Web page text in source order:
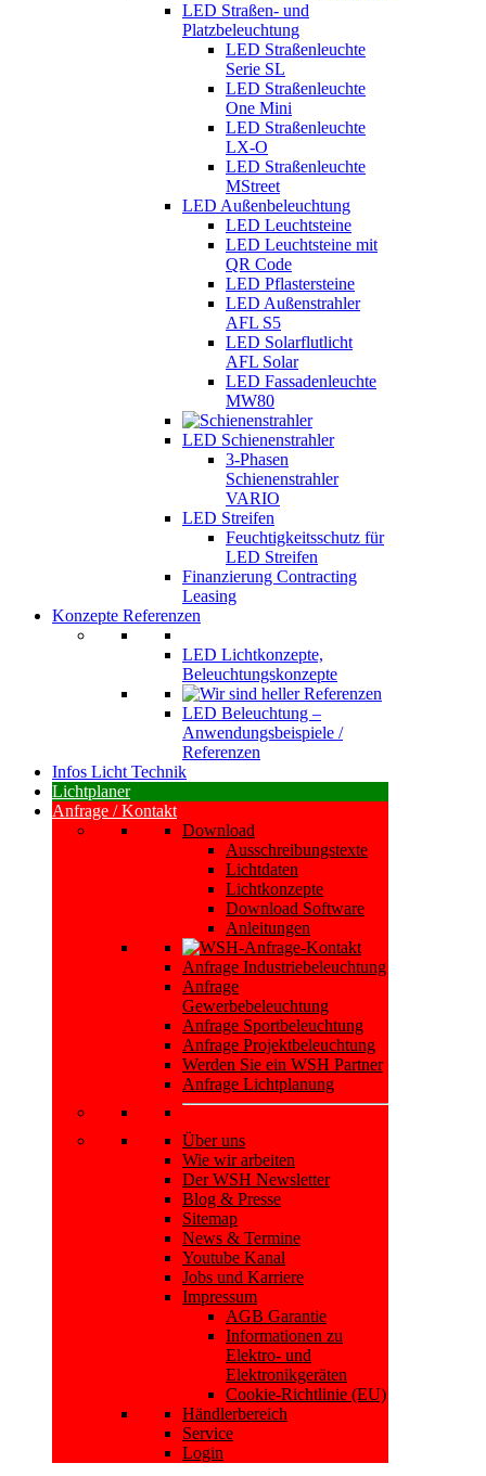
LED Straßen- und
Platzbeleuchtung
LED Straßenleuchte
Serie SL
LED Straßenleuchte
One Mini
LED Straßenleuchte
LX-O
LED Straßenleuchte
MStreet
LED Außenbeleuchtung
LED Leuchtsteine
LED Leuchtsteine mit
QR Code
LED Pflastersteine
LED Außenstrahler
AFL S5
LED Solarflutlicht
AFL Solar
LED Fassadenleuchte
MW80
LED Schienenstrahler
3-Phasen
Schienenstrahler
VARIO
LED Streifen
Feuchtigkeitsschutz für
LED Streifen
Finanzierung Contracting
Leasing
Konzepte Referenzen
LED Lichtkonzepte,
Beleuchtungskonzepte
LED Beleuchtung –
Anwendungsbeispiele /
Referenzen
Infos Licht Technik
Lichtplaner
Anfrage / Kontakt
Download
Ausschreibungstexte
Lichtdaten
Lichtkonzepte
Download Software
Anleitungen
Anfrage Industriebeleuchtung
Anfrage
Gewerbebeleuchtung
Anfrage Sportbeleuchtung
Anfrage Projektbeleuchtung
Werden Sie ein WSH Partner
Anfrage Lichtplanung
Über uns
Wie wir arbeiten
Der WSH Newsletter
Blog & Presse
Sitemap
News & Termine
Youtube Kanal
Jobs und Karriere
Impressum
AGB Garantie
Informationen zu
Elektro- und
Elektronikgeräten
Cookie-Richtlinie (EU)
Händlerbereich
Service
Login